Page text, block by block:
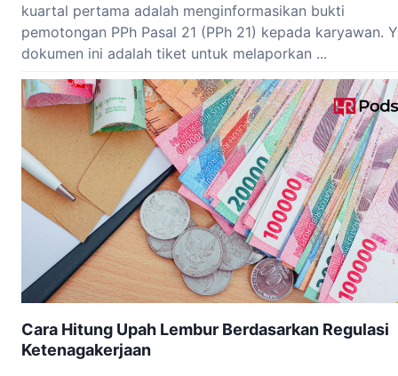
kuartal pertama adalah menginformasikan bukti
pemotongan PPh Pasal 21 (PPh 21) kepada karyawan.
dokumen ini adalah tiket untuk melaporkan ...
Cara Hitung Upah Lembur Berdasarkan Regulasi
Ketenagakerjaan